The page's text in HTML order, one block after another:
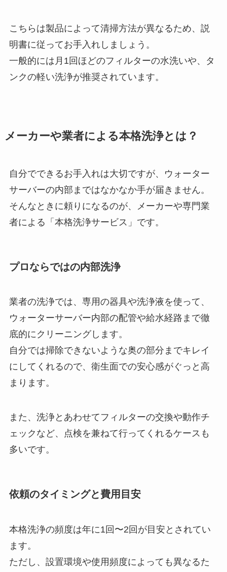
こちらは製品によって清掃方法が異なるため、説
明書に従ってお手入れしましょう。
一般的には月1回ほどのフィルターの水洗いや、タ
ンクの軽い洗浄が推奨されています。
メーカーや業者による本格洗浄とは？
自分でできるお手入れは大切ですが、ウォーター
サーバーの内部まではなかなか手が届きません。
そんなときに頼りになるのが、メーカーや専門業
者による「本格洗浄サービス」です。
プロならではの内部洗浄
業者の洗浄では、専用の器具や洗浄液を使って、
ウォーターサーバー内部の配管や給水経路まで徹
底的にクリーニングします。
自分では掃除できないような奥の部分までキレイ
にしてくれるので、衛生面での安心感がぐっと高
まります。
また、洗浄とあわせてフィルターの交換や動作チ
ェックなど、点検を兼ねて行ってくれるケースも
多いです。
依頼のタイミングと費用目安
本格洗浄の頻度は年に1回〜2回が目安とされてい
ます。
ただし、設置環境や使用頻度によっても異なるた